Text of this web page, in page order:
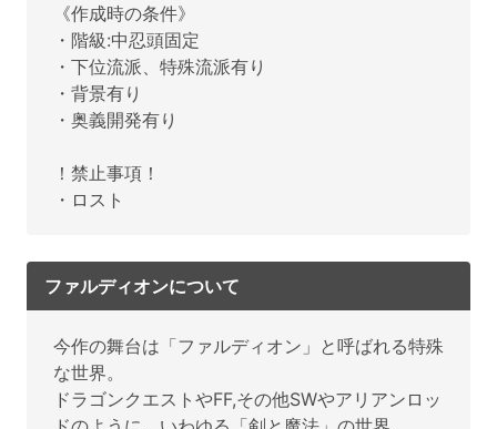
《作成時の条件》
・階級:中忍頭固定
・下位流派、特殊流派有り
・背景有り
・奥義開発有り
！禁止事項！
・ロスト
ファルディオンについて
今作の舞台は「ファルディオン」と呼ばれる特殊
な世界。
ドラゴンクエストやFF,その他SWやアリアンロッ